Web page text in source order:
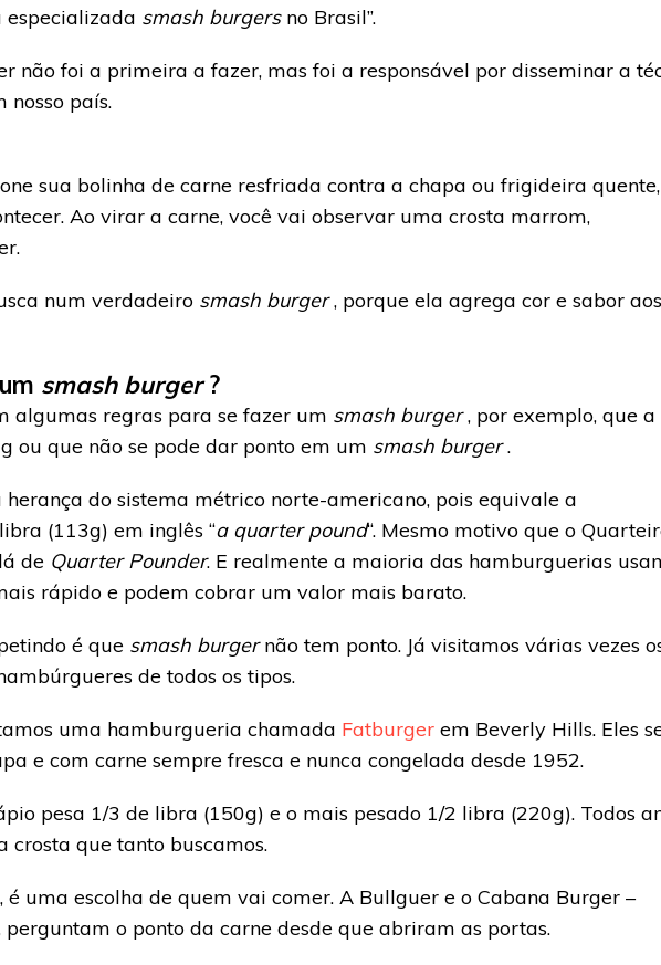
smash burgersno Brasil”.
não foi a primeira a fazer, mas foi a responsável por disseminar a
nosso país.
sua bolinha de carne resfriada contra a chapa ou frigideira
Ao virar a carne, você vai observar uma crosta marrom,
num verdadeiro smash burger, porque ela agrega cor e sabor aos
smash burger?
algumas regras para se fazer um smash burger, por exemplo, que
ou que não se pode dar ponto em um smash burger.
herança do sistema métrico norte-americano, pois equivale a
(113g) em inglês “a quarter pound“. Mesmo motivo que o
de Quarter Pounder. E realmente a maioria das hamburguerias
rápido e podem cobrar um valor mais barato.
é que smash burgernão tem ponto. Já visitamos várias vezes
de todos os tipos.
uma hamburgueria chamada Fatburger em Beverly Hills. Eles
e com carne sempre fresca e nunca congelada desde 1952.
pesa 1/3 de libra (150g) e o mais pesado 1/2 libra (220g). Todos
que tanto buscamos.
, é uma escolha de quem vai comer. A Bullguer e o Cabana Burger –
perguntam o ponto da carne desde que abriram as portas.